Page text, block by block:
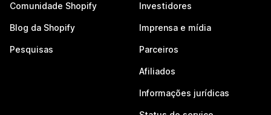
Comunidade Shopify
Blog da Shopify
Pesquisas
Investidores
Imprensa e mídia
Parceiros
Afiliados
Informações jurídicas